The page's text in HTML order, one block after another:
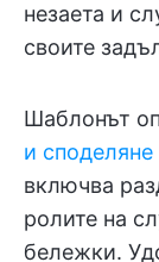
незаета и
своите
Шаблонът
и
включва
ролите на
бележки.